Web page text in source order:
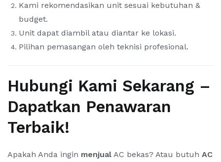
Kami rekomendasikan unit sesuai kebutuhan &
budget.
Unit dapat diambil atau diantar ke lokasi.
Pilihan pemasangan oleh teknisi profesional.
Hubungi Kami Sekarang –
Dapatkan Penawaran
Terbaik!
Apakah Anda ingin menjual AC bekas? Atau butuh AC